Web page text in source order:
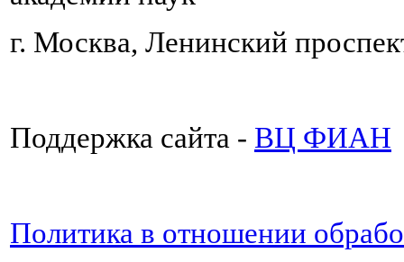
г. Москва, Ленинский
Поддержка сайта - ВЦ ФИАН
Политика в отношении